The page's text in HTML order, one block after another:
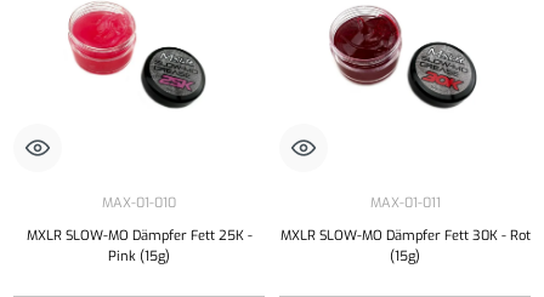
MAX-01-010
MXLR SLOW-MO Dämpfer Fett 25K -
Pink (15g)
MAX-01-011
MXLR SLOW-MO Dämpfer Fett 30K - Rot
(15g)